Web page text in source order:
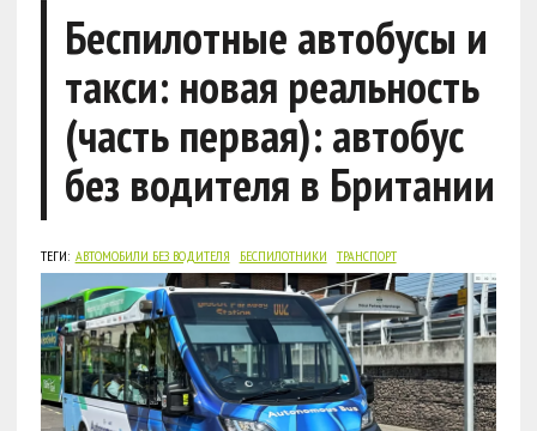
Беспилотные автобусы и
такси: новая реальность
(часть первая): автобус
без водителя в Британии
ТЕГИ: АВТОМОБИЛИ БЕЗ ВОДИТЕЛЯ БЕСПИЛОТНИКИ ТРАНСПОРТ